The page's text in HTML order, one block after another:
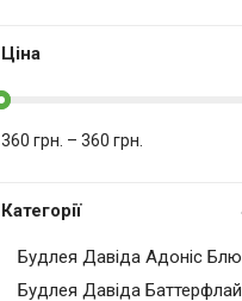
Ціна
360 грн. – 360 грн.
Категорії
Будлея Давіда Адоніс Блю
Будлея Давіда Баттерфлай